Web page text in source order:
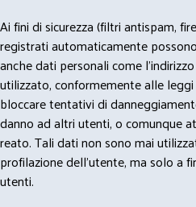
Ai fini di sicurezza (filtri antispam,
registrati automaticamente
anche dati personali come
utilizzato, conformemente alle
bloccare tentativi di
danno ad altri utenti, o comunque
reato. Tali dati non sono mai
profilazione dell'utente, ma solo a
utenti.